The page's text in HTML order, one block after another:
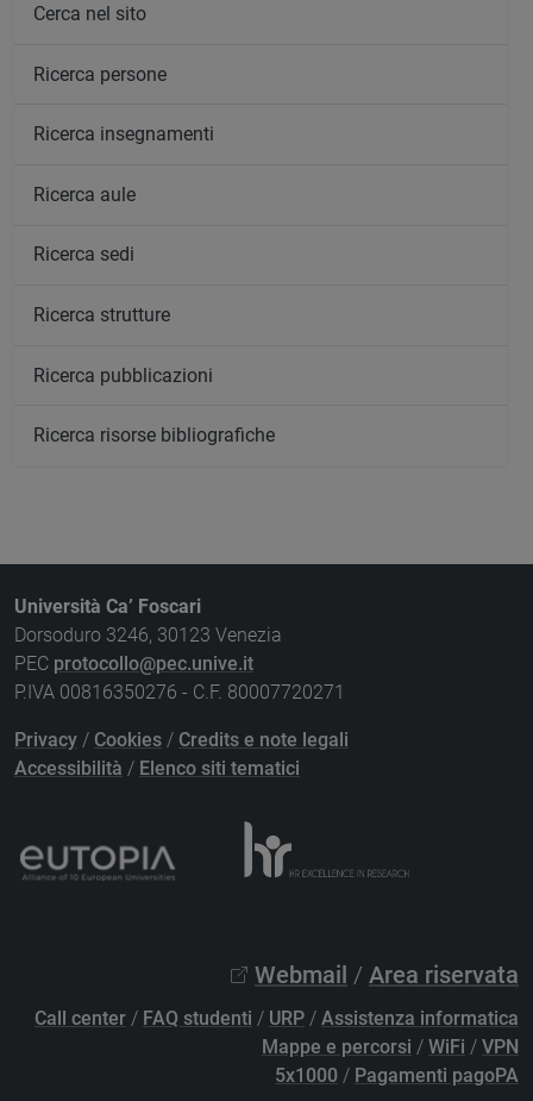
Cerca nel sito
Ricerca persone
Ricerca insegnamenti
Ricerca aule
Ricerca sedi
Ricerca strutture
Ricerca pubblicazioni
Ricerca risorse bibliografiche
Università Ca’ Foscari
Dorsoduro 3246, 30123 Venezia
PEC protocollo@pec.unive.it
P.IVA 00816350276 - C.F. 80007720271
Privacy / Cookies / Credits e note legali
Accessibilità / Elenco siti tematici
Webmail / Area riservata
Call center / FAQ studenti / URP / Assistenza informatica
Mappe e percorsi / WiFi / VPN
5x1000 / Pagamenti pagoPA